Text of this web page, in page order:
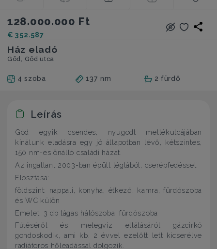
128.000.000 Ft
€ 352.587
Ház eladó
Göd, Göd utca
4 szoba 137 nm 2 fürdő
Leírás
Göd egyik csendes, nyugodt mellékutcájában
kínálunk eladásra egy jó állapotban lévő, kétszintes,
150 nm-es önálló családi házat.
Az ingatlant 2003-ban épült téglából, cserépfedéssel.
Elosztása:
földszint: nappali, konyha, étkező, kamra, fürdőszoba
és WC külön
Emelet: 3 db tágas hálószoba, fürdőszoba
Fűtéséről és melegvíz ellátásáról gázcirkó
gondoskodik, ami kb. 2 évvel ezelőtt lett kicserélve
radiátoros hőleadással dolgozik.